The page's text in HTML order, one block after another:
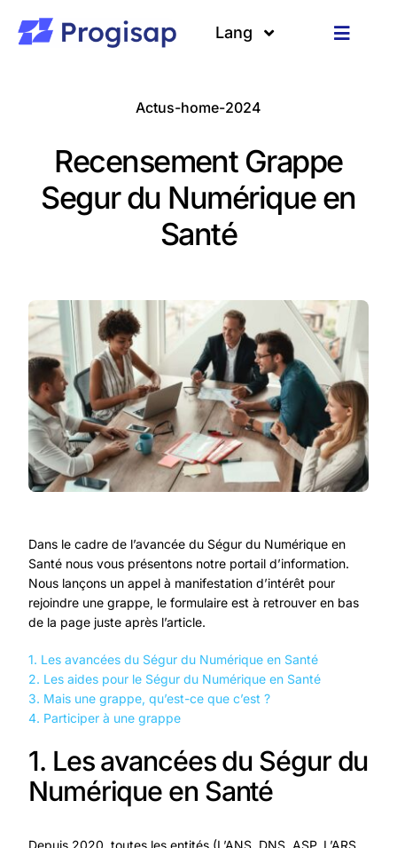
contenu
Toggle
Clients
Lang
Actus-home-2024
Recensement Grappe
Segur du Numérique en
Santé
Dans le cadre de l’avancée du Ségur du Numérique en
Santé nous vous présentons notre portail d’information.
Nous lançons un appel à manifestation d’intérêt pour
rejoindre une grappe, le formulaire est à retrouver en bas
de la page juste après l’article.
1. Les avancées du Ségur du Numérique en Santé
2. Les aides pour le Ségur du Numérique en Santé
3. Mais une grappe, qu’est-ce que c’est ?
4. Participer à une grappe
1. Les avancées du Ségur du
Numérique en Santé